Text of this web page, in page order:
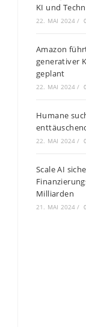
KI und
22. MAI 2024 /
Amazon
generativer
geplant
22. MAI 2024 /
Humane
22. MAI 2024 /
Scale AI
Milliarden
21. MAI 2024 /